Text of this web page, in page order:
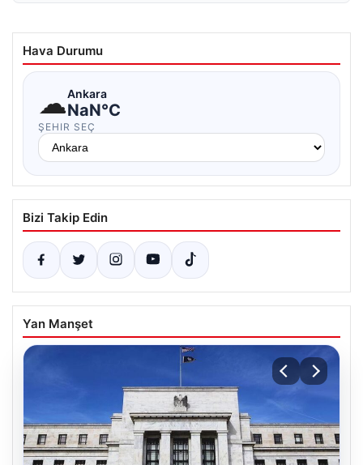
Hava Durumu
☁Ankara
NaN°C
ŞEHIR SEÇ
Bizi Takip Edin
Yan Manşet